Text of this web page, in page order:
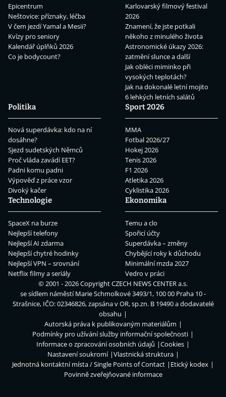
Epicentrum
Neštovice: příznaky, léčba
V čem jezdí Yamal a Mesii?
Kvízy pro seniory
Kalendář úplňků 2026
Co je bodycount?
Karlovarský filmový festival
2026
Znamení, že jste potkali
někoho z minulého života
Astronomické úkazy 2026:
zatmění slunce a další
Jak obléci miminko při
vysokých teplotách?
Jak na dokonalé letní mojito
6 lehkých letních salátů
Politika
Nová superdávka: kdo na ní
dosáhne?
Sjezd sudetských Němců
Proč vláda zavádí EET?
Padni komu padni
Výpověď z práce vzor
Divoký kačer
Sport 2026
MMA
Fotbal 2026/27
Hokej 2026
Tenis 2026
F1 2026
Atletika 2026
Cyklistika 2026
Technologie
SpaceX na burze
Nejlepší telefony
Nejlepší AI zdarma
Nejlepší chytré hodinky
Nejlepší VPN – srovnání
Netflix filmy a seriály
Ekonomika
Temu a clo
Spořicí účty
Superdávka – změny
Chybějící roky k důchodu
Minimální mzda 2027
Vedro v práci
© 2001 - 2026 CopyrightCZECH NEWS CENTER a.s.
se sídlem náměstí Marie Schmolkové 3493/1, 100 00 Praha 10 -
Strašnice, IČO: 02346826, zapsána v OR, sp.zn. B 19490 a dodavatelé
obsahu
Autorská práva k publikovaným materiálům
Podmínky pro užívání služby informační společnosti
Informace o zpracování osobních údajů
Cookies
Nastavení soukromí
Vlastnická struktura
Jednotná kontaktní místa / Single Points of Contact
Etický kodex
Povinně zveřejňované informace